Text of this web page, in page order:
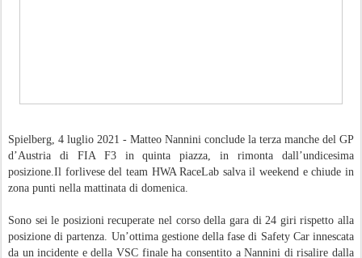
Spielberg, 4 luglio 2021 - Matteo Nannini conclude la terza manche del GP
d’Austria di FIA F3 in quinta piazza, in rimonta dall’undicesima
posizione.Il forlivese del team HWA RaceLab salva il weekend e chiude in
zona punti nella mattinata di domenica.
Sono sei le posizioni recuperate nel corso della gara di 24 giri rispetto alla
posizione di partenza. Un’ottima gestione della fase di Safety Car innescata
da un incidente e della VSC finale ha consentito a Nannini di risalire dalla